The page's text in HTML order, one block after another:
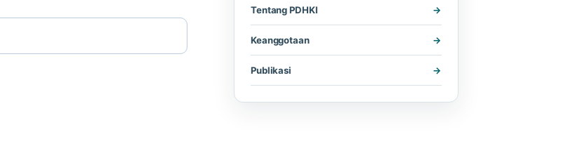
Tentang PDHKI
Keanggotaan
Publikasi